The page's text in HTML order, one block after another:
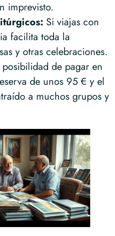
imprevisto.
Si viajas con
facilita toda la
y otras celebraciones.
de pagar en
de unos 95 € y el
a muchos grupos y